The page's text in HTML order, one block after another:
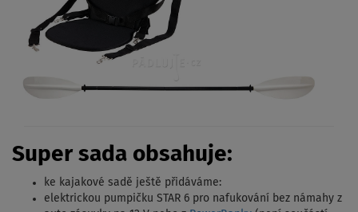
Super sada obsahuje:
ke kajakové sadě ještě přidáváme:
elektrickou pumpičku STAR 6 pro nafukování bez námahy z